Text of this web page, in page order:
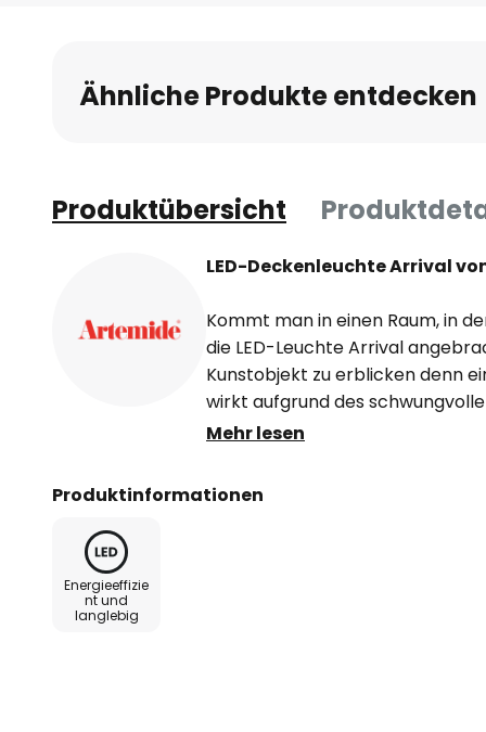
Bildgalerie
springen
Ähnliche Produkte entdecken
Produktübersicht
LED-Deckenleuchte Arrival
Kommt man in einen Raum, in
die LED-Leuchte Arrival
Kunstobjekt zu erblicken denn
wirkt aufgrund des
die Beleuchtung eingeschaltet
Umgebung auf angenehm
Mehr lesen
Produktinformationen
Energieeffizie
nt und
langlebig